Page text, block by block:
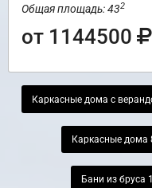
Общая площадь: 432
от 1144500
Каркасные дома с
Каркасные дома
Бани из бруса